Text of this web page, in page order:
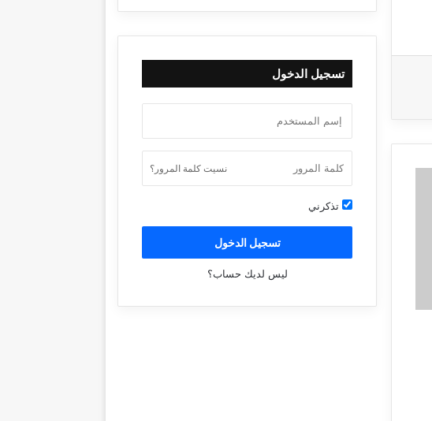
تسجيل الدخول
نسيت كلمة المرور؟
تذكرني
تسجيل الدخول
ليس لديك حساب؟